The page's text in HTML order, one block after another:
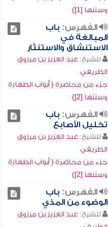
وسننها [1])
الفهرس: باب
المبالغة في
الاستنشاق والاستنثار
للشيخ: عبد العزيز بن مرزوق
الطريفي
جزء من محاضرة ( أبواب الطهارة
وسننها [2])
الفهرس: باب
تخليل الأصابع
للشيخ: عبد العزيز بن مرزوق
الطريفي
جزء من محاضرة ( أبواب الطهارة
وسننها [2])
الفهرس: باب
الوضوء من المذي
للشيخ: عبد العزيز بن مرزوق